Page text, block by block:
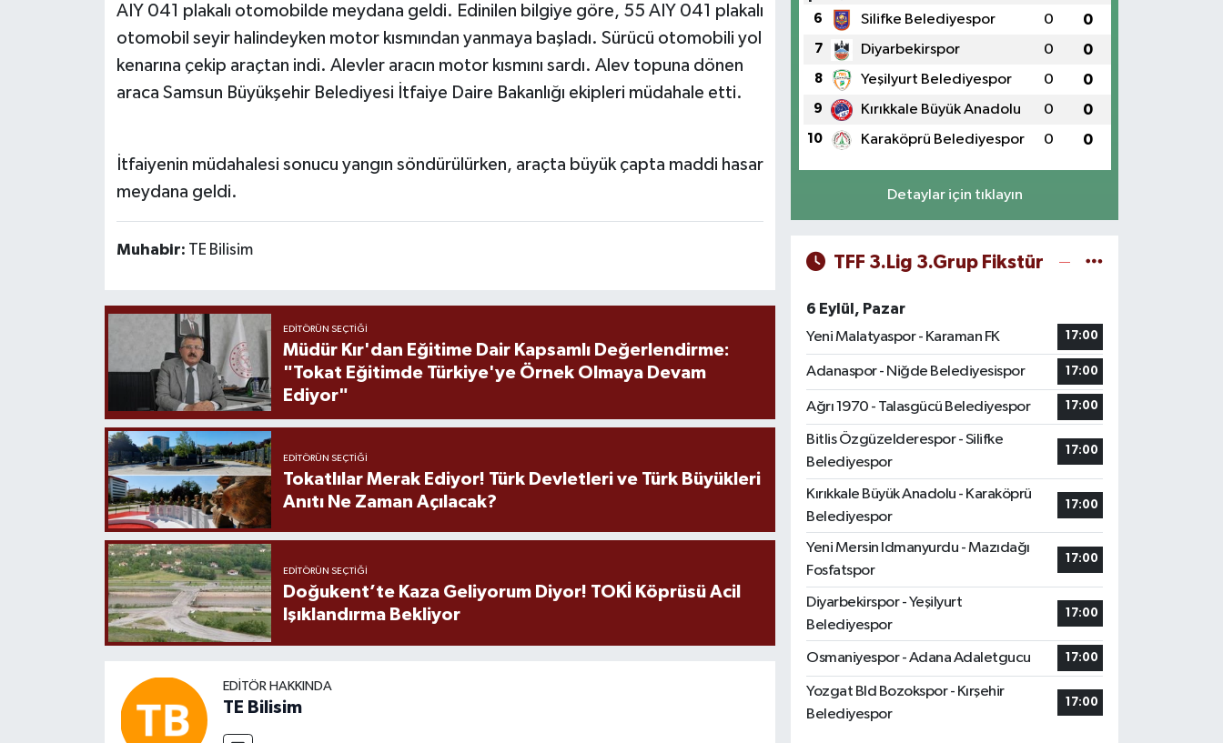
AIY 041 plakalı otomobilde meydana geldi. Edinilen bilgiye göre, 55 AIY 041 plakalı
otomobil seyir halindeyken motor kısmından yanmaya başladı. Sürücü otomobili yol
kenarına çekip araçtan indi. Alevler aracın motor kısmını sardı. Alev topuna dönen
araca Samsun Büyükşehir Belediyesi İtfaiye Daire Bakanlığı ekipleri müdahale etti.
İtfaiyenin müdahalesi sonucu yangın söndürülürken, araçta büyük çapta maddi hasar
meydana geldi.
Muhabir: TE Bilisim
EDITÖRÜN SEÇTIĞI
Müdür Kır'dan Eğitime Dair Kapsamlı Değerlendirme:
"Tokat Eğitimde Türkiye'ye Örnek Olmaya Devam
Ediyor"
EDITÖRÜN SEÇTIĞI
Tokatlılar Merak Ediyor! Türk Devletleri ve Türk Büyükleri
Anıtı Ne Zaman Açılacak?
EDITÖRÜN SEÇTIĞI
Doğukent’te Kaza Geliyorum Diyor! TOKİ Köprüsü Acil
Işıklandırma Bekliyor
EDITÖR HAKKINDA
TE Bilisim
6 Silifke Belediyespor 0 0
7 Diyarbekirspor 0 0
8 Yeşilyurt Belediyespor 0 0
9 Kırıkkale Büyük Anadolu 0 0
10 Karaköprü Belediyespor 0 0
Detaylar için tıklayın
TFF 3.Lig 3.Grup Fikstür
6 Eylül, Pazar
Yeni Malatyaspor - Karaman FK
17:00
Adanaspor - Niğde Belediyesispor 17:00
Ağrı 1970 - Talasgücü Belediyespor 17:00
Bitlis Özgüzelderespor - Silifke
Belediyespor
17:00
Kırıkkale Büyük Anadolu - Karaköprü
Belediyespor
17:00
Yeni Mersin Idmanyurdu - Mazıdağı
Fosfatspor
17:00
Diyarbekirspor - Yeşilyurt
Belediyespor
17:00
Osmaniyespor - Adana Adaletgucu 17:00
Yozgat Bld Bozokspor - Kırşehir
Belediyespor
17:00